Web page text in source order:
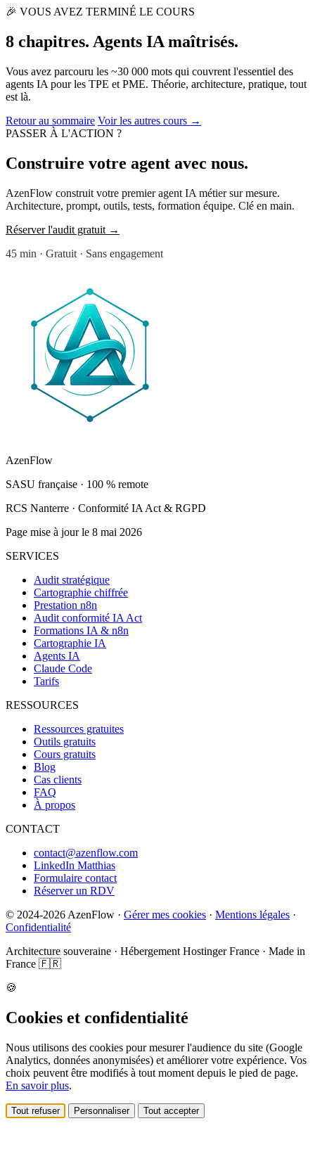
🎉 VOUS AVEZ TERMINÉ LE COURS
8 chapitres. Agents IAmaîtrisés.
Vous avez parcouru les ~30 000 mots qui couvrent l'essentiel des
agents IA pour les TPE et PME. Théorie, architecture, pratique, tout
est là.
Retour au sommaire Voir les autres cours →
PASSER À L'ACTION ?
Construire votre agent avec nous.
AzenFlow construit votre premier agent IA métier sur mesure.
Architecture, prompt, outils, tests, formation équipe. Clé en main.
Réserver l'audit gratuit →
45 min · Gratuit · Sans engagement
AzenFlow
SASU française · 100 % remote
RCS Nanterre · Conformité IA Act & RGPD
Page mise à jour le 8 mai 2026
SERVICES
Audit stratégique
Cartographie chiffrée
Prestation n8n
Audit conformité IA Act
Formations IA & n8n
Cartographie IA
Agents IA
Claude Code
Tarifs
RESSOURCES
Ressources gratuites
Outils gratuits
Cours gratuits
Blog
Cas clients
FAQ
À propos
CONTACT
contact@azenflow.com
LinkedIn Matthias
Formulaire contact
Réserver un RDV
© 2024-2026 AzenFlow · Gérer mes cookies · Mentions légales ·
Confidentialité
Architecture souveraine · Hébergement Hostinger France · Made in
France 🇫🇷
🍪
Cookies et confidentialité
Nous utilisons des cookies pour mesurer l'audience du site (Google
Analytics, données anonymisées) et améliorer votre expérience. Vos
choix peuvent être modifiés à tout moment depuis le pied de page.
En savoir plus.
Tout refuser Personnaliser Tout accepter